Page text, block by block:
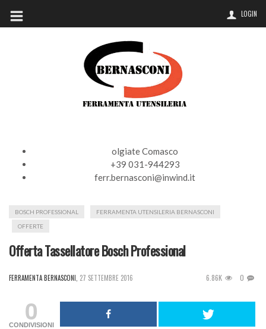
LOGIN
olgiate Comasco
+39 031-944293
ferr.bernasconi@inwind.it
BOSCH PROFESSIONAL
FERRAMENTA UTENSILERIA BERNASCONI
OFFERTE
Offerta Tassellatore Bosch Professional
FERRAMENTA BERNASCONI 27 SETTEMBRE 2016 6.86K 0
0
CONDIVISIONI